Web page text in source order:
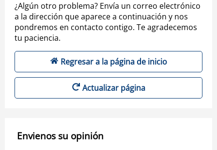
¿Algún otro problema? Envía un correo electrónico
a la dirección que aparece a continuación y nos
pondremos en contacto contigo. Te agradecemos
tu paciencia.
Regresar a la página de inicio
Actualizar página
Envienos su opinión